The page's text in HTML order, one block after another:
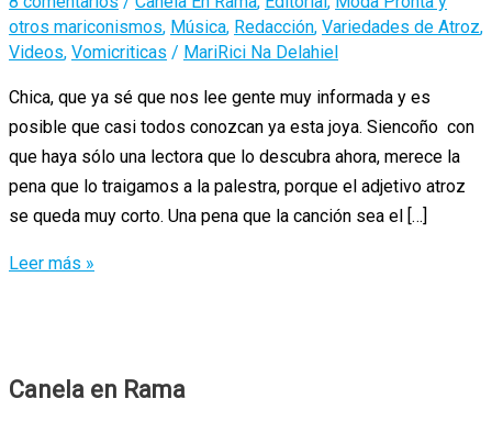
otros mariconismos, Música, Redacción, Variedades de Atroz,
Videos, Vomicriticas / MariRici Na Delahiel
Chica, que ya sé que nos lee gente muy informada y es
posible que casi todos conozcan ya esta joya. Siencoño con
que haya sólo una lectora que lo descubra ahora, merece la
pena que lo traigamos a la palestra, porque el adjetivo atroz
se queda muy corto. Una pena que la canción sea el […]
¿Es
más
Leer más »
Canela en Rama